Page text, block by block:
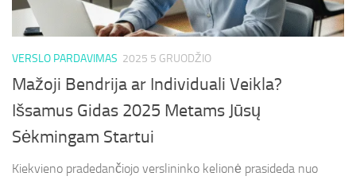
VERSLO PARDAVIMAS 2025 5 GRUODŽIO
Mažoji Bendrija ar Individuali Veikla?
Išsamus Gidas 2025 Metams Jūsų
Sėkmingam Startui
Kiekvieno pradedančiojo verslininko kelionė prasideda nuo